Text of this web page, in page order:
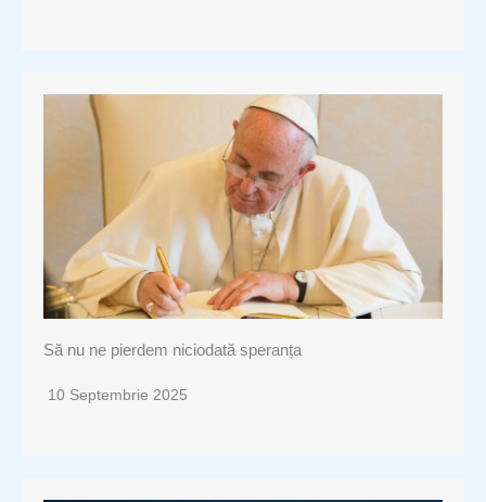
Să nu ne pierdem niciodată speranța
10 Septembrie 2025